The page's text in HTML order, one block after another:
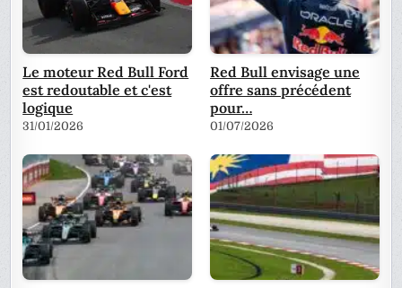
Le moteur Red Bull Ford
est redoutable et c'est
logique
31/01/2026
Red Bull envisage une
offre sans précédent
pour…
01/07/2026